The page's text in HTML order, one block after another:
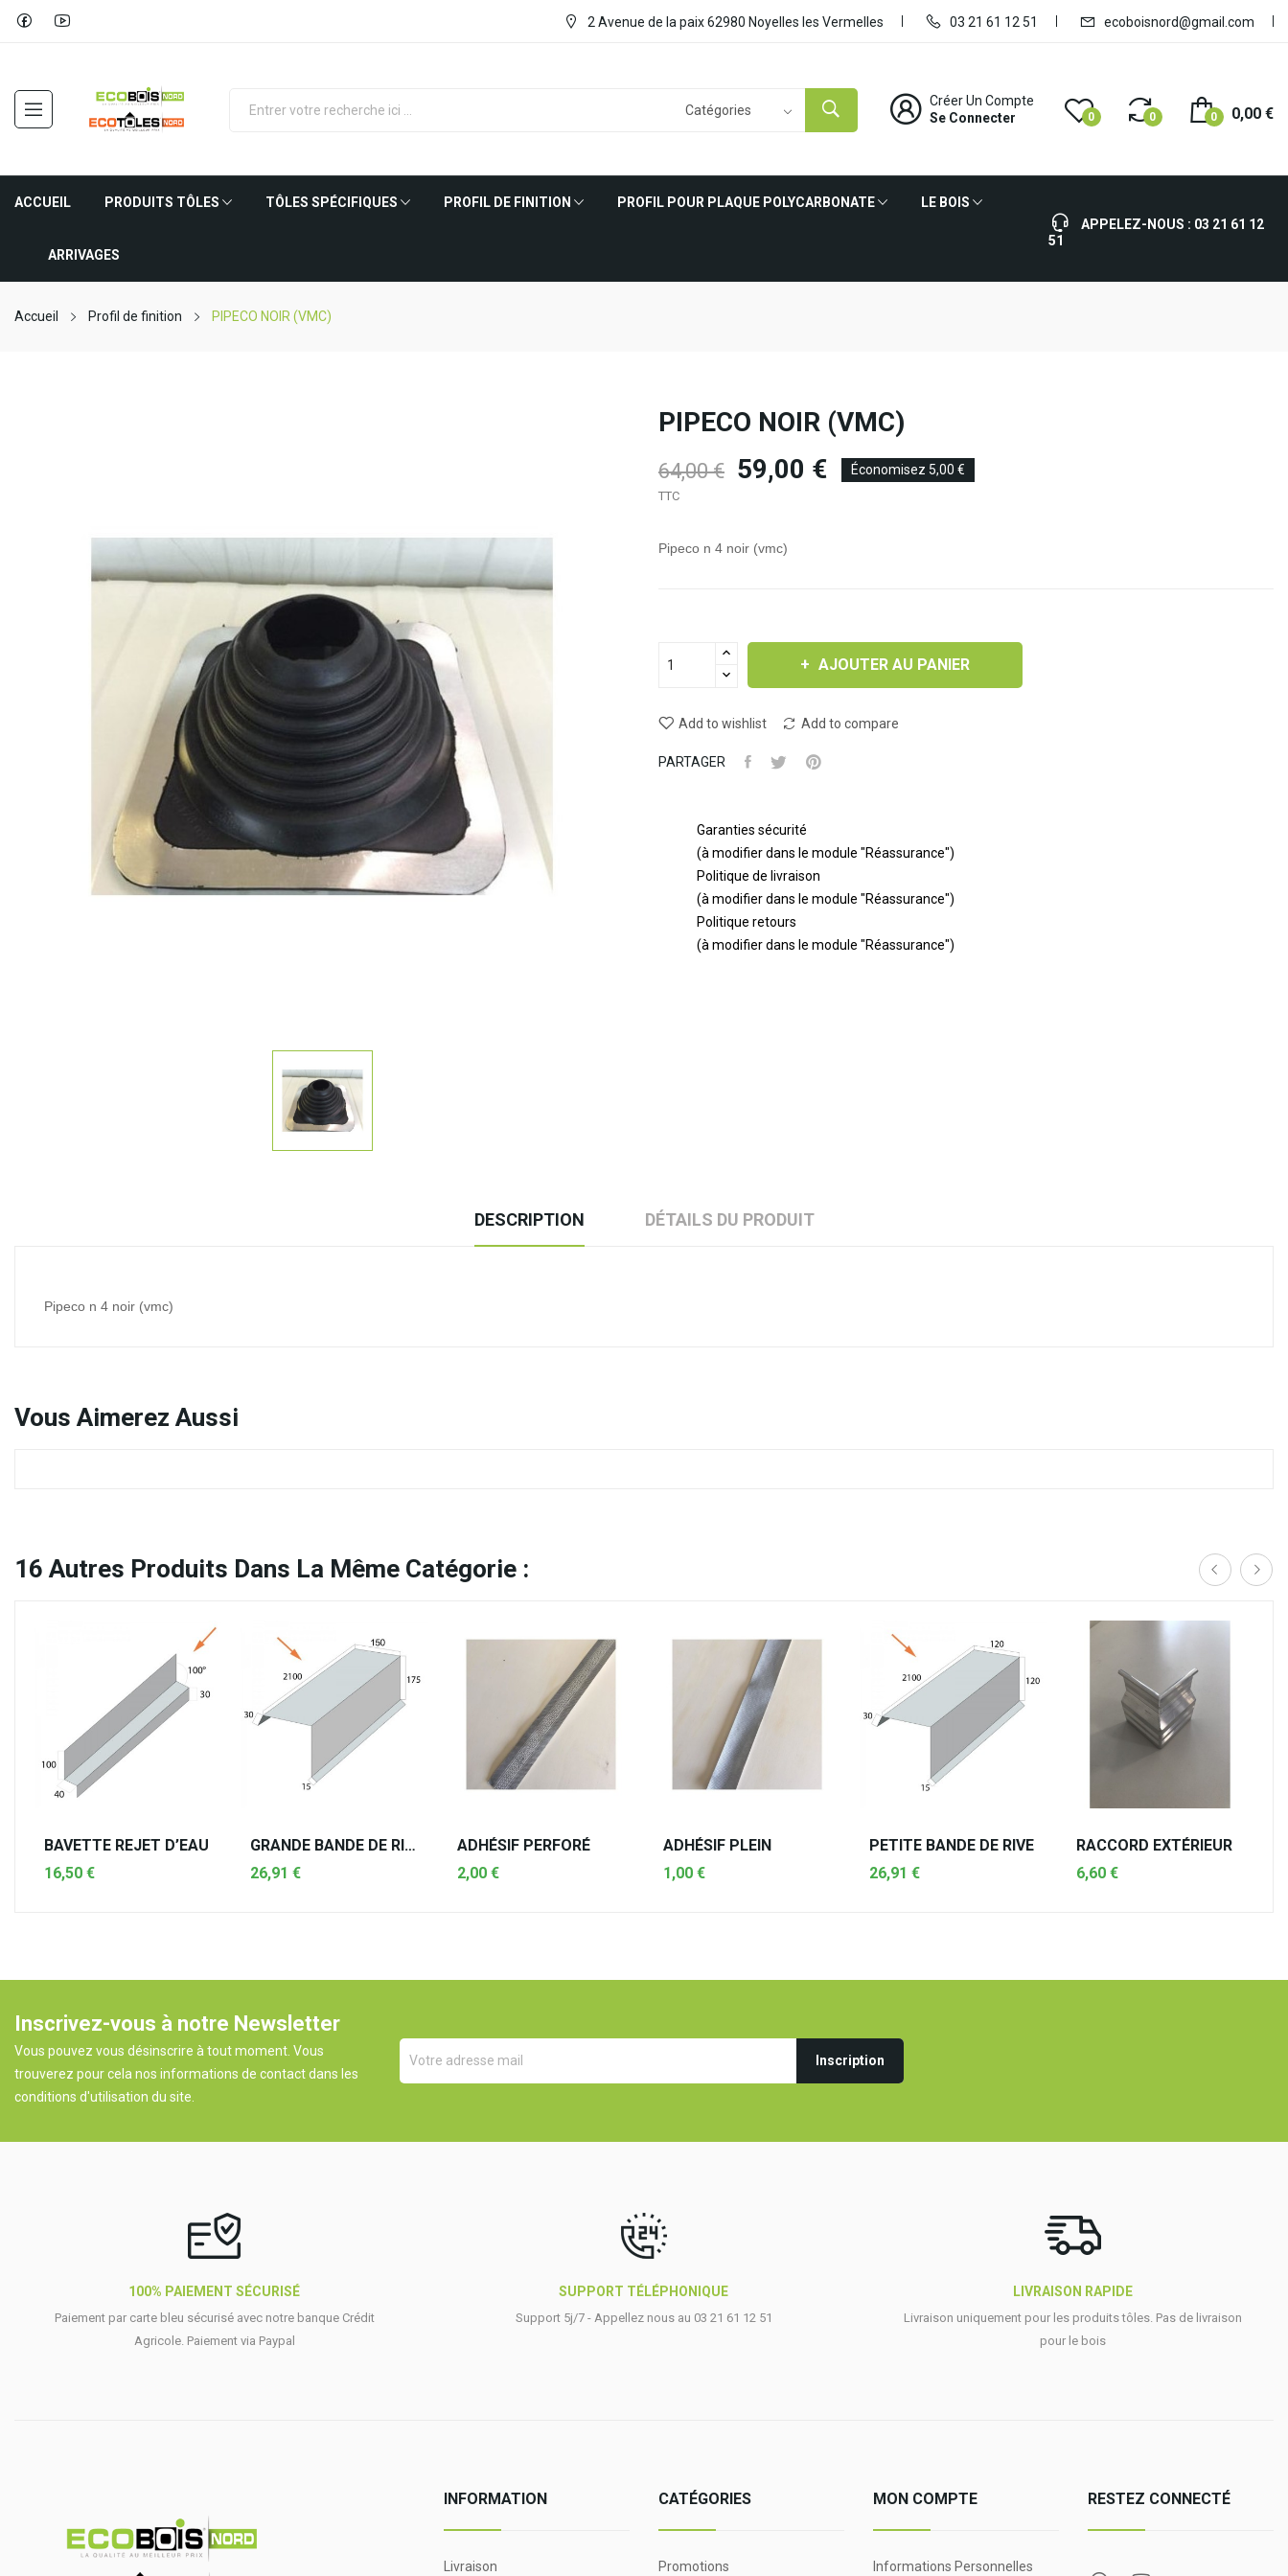
2 Avenue de la paix 62980 Noyelles les Vermelles 03 21 61 12 51 ecoboisnord@gmail.com
Créer Un Compte
Se Connecter
0 0 0 0,00 €
ACCUEIL PRODUITS TÔLES TÔLES SPÉCIFIQUES PROFIL DE FINITION PROFIL POUR PLAQUE POLYCARBONATE LE BOIS
ARRIVAGES
APPELEZ-NOUS : 03 21 61 12
51
Accueil Profil de finition PIPECO NOIR (VMC)
PIPECO NOIR (VMC)
64,00 € 59,00 € Économisez 5,00 €
TTC
Pipeco n 4 noir (vmc)
AJOUTER AU PANIER
Add to wishlist Add to compare
PARTAGER
Garanties sécurité
(à modifier dans le module "Réassurance")
Politique de livraison
(à modifier dans le module "Réassurance")
Politique retours
(à modifier dans le module "Réassurance")
DESCRIPTION DÉTAILS DU PRODUIT
Pipeco n 4 noir (vmc)
Vous Aimerez Aussi
16 Autres Produits Dans La Même Catégorie :
BAVETTE REJET D’EAU
16,50 €
GRANDE BANDE DE RIVE
26,91 €
ADHÉSIF PERFORÉ
2,00 €
ADHÉSIF PLEIN
1,00 €
PETITE BANDE DE RIVE
26,91 €
RACCORD EXTÉRIEUR
6,60 €
Inscrivez-vous à notre Newsletter
Vous pouvez vous désinscrire à tout moment. Vous
trouverez pour cela nos informations de contact dans les
conditions d'utilisation du site.
100% PAIEMENT SÉCURISÉ
Paiement par carte bleu sécurisé avec notre banque Crédit
Agricole. Paiement via Paypal
SUPPORT TÉLÉPHONIQUE
Support 5j/7 - Appellez nous au 03 21 61 12 51
LIVRAISON RAPIDE
Livraison uniquement pour les produits tôles. Pas de livraison
pour le bois
INFORMATION
Livraison
CATÉGORIES
Promotions
MON COMPTE
Informations Personnelles
RESTEZ CONNECTÉ